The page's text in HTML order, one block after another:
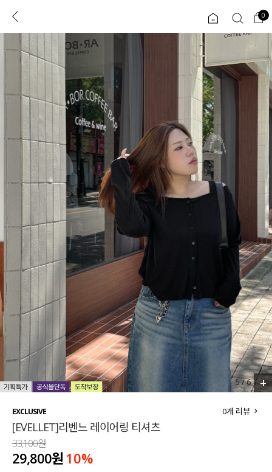
로그인 0
ENG
TW
JP
콘텐츠 리뷰 & 혜택 회원혜택
CATEGORY COMMUNITY
도착보장⚡
인플루언서 pick!
베스트
MADE
세트할인 ~30%
하객룩
살안타템
110사이즈
티셔츠
팬츠
ALL
익스클루시브
티셔츠
블라우스
원피스
스커트
언더웨어
0
5/6 +
EXCLUSIVE
[EVELLET]리벤느 레이어링 티셔츠
0개 리뷰
33,100원
29,800원 10%